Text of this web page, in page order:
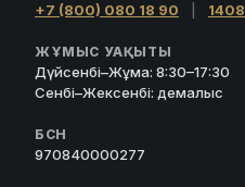
+7 (800) 080 18 90 1408
ЖҰМЫС УАҚЫТЫ
Дүйсенбі–Жұма: 8:30–17:30
Сенбі–Жексенбі: демалыс
БСН
970840000277